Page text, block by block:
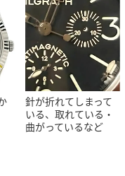
針が折れてしまって
いる、取れている・
曲がっているなど